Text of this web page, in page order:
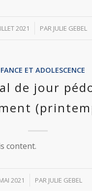
2021
/ PAR JULIE GEBEL
ET ADOLESCENCE
de jour
content.
2021 PAR JULIE GEBEL